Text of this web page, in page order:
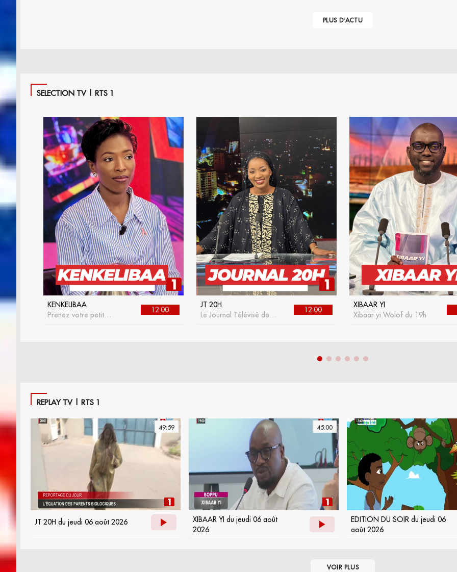
PLUS D'ACTU
SELECTION TV | RTS 1
KENKELIBAA
Prenez votre petit
12:00
JT 20H
Le Journal Télévisé de la
12:00
XIBAAR YI
Xibaar yi Wolof du 19h
REPLAY TV | RTS 1
49:59
JT 20H du jeudi 06 août 2026
45:00
XIBAAR YI du jeudi 06 août
2026
EDITION DU SOIR du jeudi 06
août 2026
VOIR PLUS